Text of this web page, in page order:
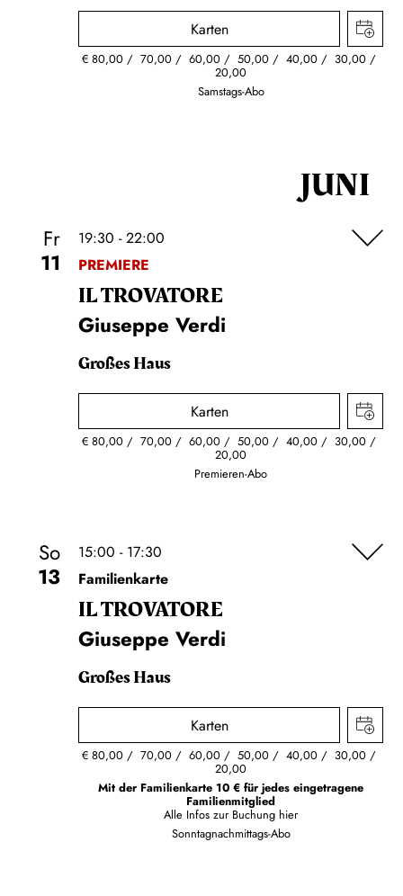
Karten
€80,00 70,00 60,00 50,00 40,00 30,00
20,00
Samstags-Abo
JUNI
Fr
11
19:30 - 22:00
PREMIERE
IL TROVA­TORE
Giuseppe Verdi
Großes Haus
Karten
€80,00 70,00 60,00 50,00 40,00 30,00
20,00
Premieren-Abo
So
13
15:00 - 17:30
Familienkarte
IL TROVA­TORE
Giuseppe Verdi
Großes Haus
Karten
€80,00 70,00 60,00 50,00 40,00 30,00
20,00
Mit der Familienkarte 10 € für jedes eingetragene
Familienmitglied
Alle Infos zur Buchung hier
Sonntagnachmittags-Abo